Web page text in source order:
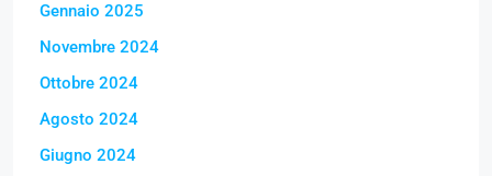
Gennaio 2025
Novembre 2024
Ottobre 2024
Agosto 2024
Giugno 2024